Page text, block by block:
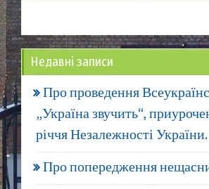
Недавні записи
Про проведення
„Україна звучить“,
річчя Незалежності України.
Про попередження